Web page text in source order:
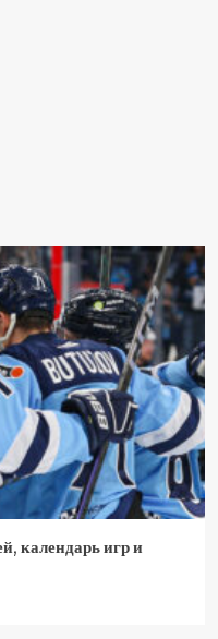
календарь игр и